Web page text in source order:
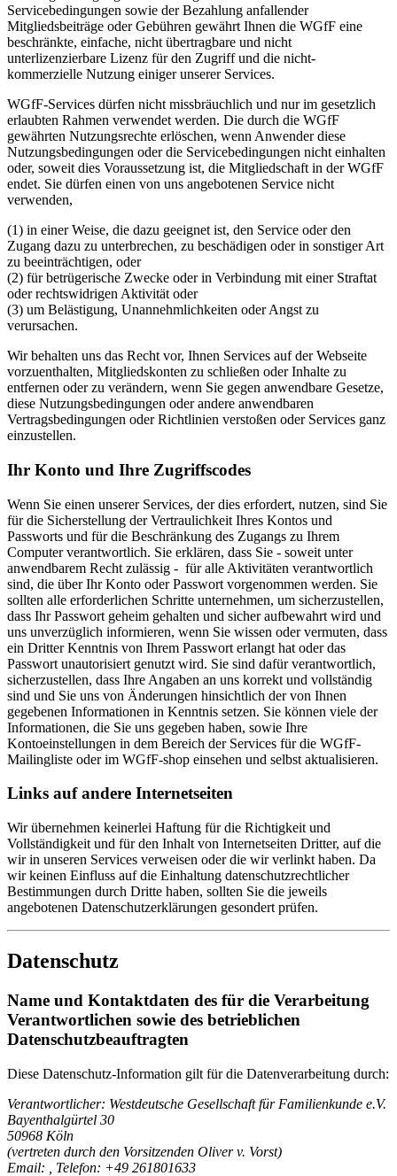
Servicebedingungen sowie der Bezahlung anfallender
Mitgliedsbeiträge oder Gebühren gewährt Ihnen die WGfF eine
beschränkte, einfache, nicht übertragbare und nicht
unterlizenzierbare Lizenz für den Zugriff und die nicht-
kommerzielle Nutzung einiger unserer Services.
WGfF-Services dürfen nicht missbräuchlich und nur im gesetzlich
erlaubten Rahmen verwendet werden. Die durch die WGfF
gewährten Nutzungsrechte erlöschen, wenn Anwender diese
Nutzungsbedingungen oder die Servicebedingungen nicht einhalten
oder, soweit dies Voraussetzung ist, die Mitgliedschaft in der WGfF
endet. Sie dürfen einen von uns angebotenen Service nicht
verwenden,
(1) in einer Weise, die dazu geeignet ist, den Service oder den
Zugang dazu zu unterbrechen, zu beschädigen oder in sonstiger Art
zu beeinträchtigen, oder
(2) für betrügerische Zwecke oder in Verbindung mit einer Straftat
oder rechtswidrigen Aktivität oder
(3) um Belästigung, Unannehmlichkeiten oder Angst zu
verursachen.
Wir behalten uns das Recht vor, Ihnen Services auf der Webseite
vorzuenthalten, Mitgliedskonten zu schließen oder Inhalte zu
entfernen oder zu verändern, wenn Sie gegen anwendbare Gesetze,
diese Nutzungsbedingungen oder andere anwendbaren
Vertragsbedingungen oder Richtlinien verstoßen oder Services ganz
einzustellen.
Ihr Konto und Ihre Zugriffscodes
Wenn Sie einen unserer Services, der dies erfordert, nutzen, sind Sie
für die Sicherstellung der Vertraulichkeit Ihres Kontos und
Passworts und für die Beschränkung des Zugangs zu Ihrem
Computer verantwortlich. Sie erklären, dass Sie - soweit unter
anwendbarem Recht zulässig - für alle Aktivitäten verantwortlich
sind, die über Ihr Konto oder Passwort vorgenommen werden. Sie
sollten alle erforderlichen Schritte unternehmen, um sicherzustellen,
dass Ihr Passwort geheim gehalten und sicher aufbewahrt wird und
uns unverzüglich informieren, wenn Sie wissen oder vermuten, dass
ein Dritter Kenntnis von Ihrem Passwort erlangt hat oder das
Passwort unautorisiert genutzt wird. Sie sind dafür verantwortlich,
sicherzustellen, dass Ihre Angaben an uns korrekt und vollständig
sind und Sie uns von Änderungen hinsichtlich der von Ihnen
gegebenen Informationen in Kenntnis setzen. Sie können viele der
Informationen, die Sie uns gegeben haben, sowie Ihre
Kontoeinstellungen in dem Bereich der Services für die WGfF-
Mailingliste oder im WGfF-shop einsehen und selbst aktualisieren.
Links auf andere Internetseiten
Wir übernehmen keinerlei Haftung für die Richtigkeit und
Vollständigkeit und für den Inhalt von Internetseiten Dritter, auf die
wir in unseren Services verweisen oder die wir verlinkt haben. Da
wir keinen Einfluss auf die Einhaltung datenschutzrechtlicher
Bestimmungen durch Dritte haben, sollten Sie die jeweils
angebotenen Datenschutzerklärungen gesondert prüfen.
Datenschutz
Name und Kontaktdaten des für die Verarbeitung
Verantwortlichen sowie des betrieblichen
Datenschutzbeauftragten
Diese Datenschutz-Information gilt für die Datenverarbeitung durch:
Verantwortlicher: Westdeutsche Gesellschaft für Familienkunde e.V.
Bayenthalgürtel 30
50968 Köln
(vertreten durch den Vorsitzenden Oliver v. Vorst)
Email:
, Telefon: +49 261801633